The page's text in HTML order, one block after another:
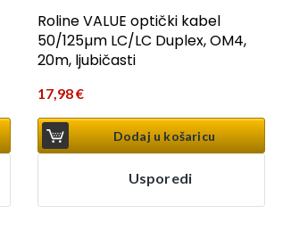
Roline VALUE optički kabel
50/125µm LC/LC Duplex, OM4,
20m, ljubičasti
17,98€
Dodaj u košaricu
Usporedi